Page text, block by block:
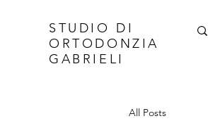
STUDIO DI
ORTODONZIA
GABRIELI
All Posts